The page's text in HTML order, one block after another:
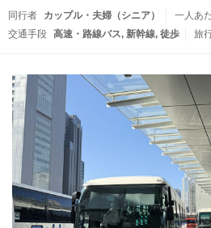
同行者 カップル・夫婦（シニア） 一人あ
交通手段 高速・路線バス 新幹線 徒歩 旅